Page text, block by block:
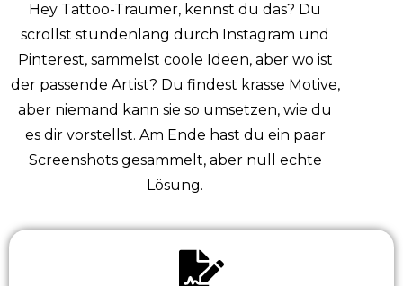
Hey Tattoo-Träumer, kennst du das? Du
scrollst stundenlang durch Instagram und
Pinterest, sammelst coole Ideen, aber wo ist
der passende Artist? Du findest krasse Motive,
aber niemand kann sie so umsetzen, wie du
es dir vorstellst. Am Ende hast du ein paar
Screenshots gesammelt, aber null echte
Lösung.